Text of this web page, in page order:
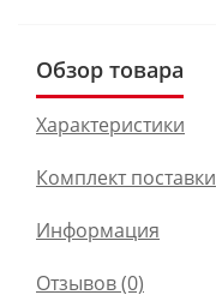
Обзор товара
Характеристики
Комплект поставки
Информация
Отзывов (0)